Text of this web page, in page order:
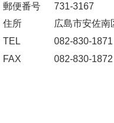
郵便番号
731-3167
住所
広島市安佐
TEL
082-830-1871
FAX
082-830-1872